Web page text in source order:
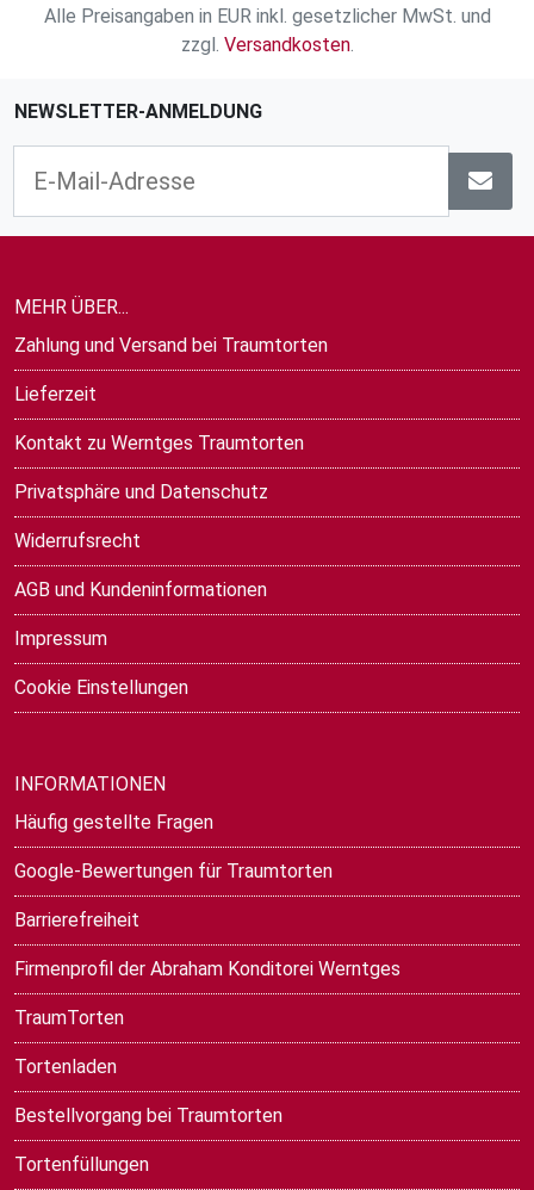
Alle Preisangaben in EUR inkl. gesetzlicher MwSt. und
zzgl. Versandkosten.
NEWSLETTER-ANMELDUNG
MEHR ÜBER...
Zahlung und Versand bei Traumtorten
Lieferzeit
Kontakt zu Werntges Traumtorten
Privatsphäre und Datenschutz
Widerrufsrecht
AGB und Kundeninformationen
Impressum
Cookie Einstellungen
INFORMATIONEN
Häufig gestellte Fragen
Google-Bewertungen für Traumtorten
Barrierefreiheit
Firmenprofil der Abraham Konditorei Werntges
TraumTorten
Tortenladen
Bestellvorgang bei Traumtorten
Tortenfüllungen